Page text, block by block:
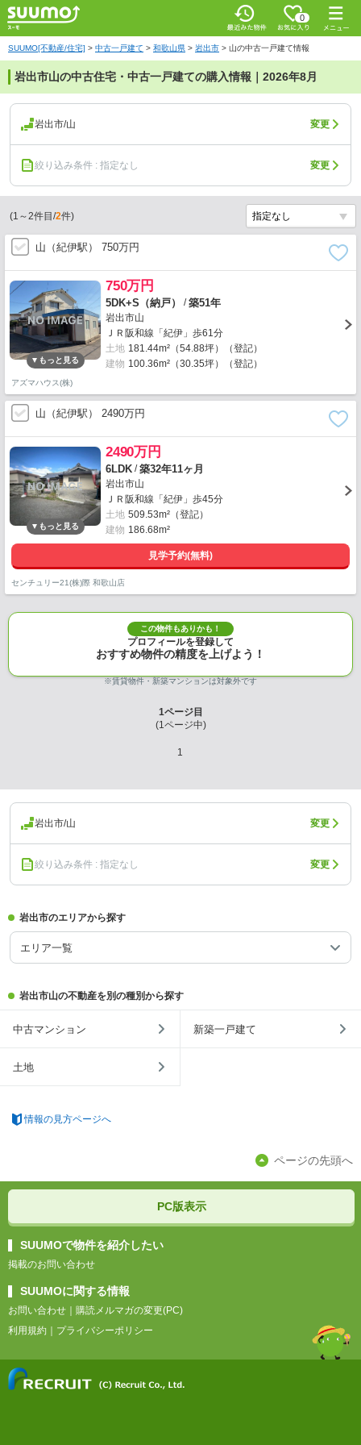
0
SUUMO[不動産/住宅] > 中古一戸建て > 和歌山県 > 岩出市 > 山の中古一戸建て情報
岩出市山の中古住宅・中古一戸建ての購入情報｜2026年8月
岩出市/山 変更
絞り込み条件 : 指定なし 変更
(1 ～2件目/2件)
山（紀伊駅） 750万円
750万円
5DK+S（納戸） /築51年
岩出市山
ＪＲ阪和線「紀伊」歩61分
土地 181.44m²（54.88坪）（登記）
建物 100.36m²（30.35坪）（登記）
アズマハウス(株)
山（紀伊駅） 2490万円
2490万円
6LDK /築32年11ヶ月
岩出市山
ＪＲ阪和線「紀伊」歩45分
土地 509.53m²（登記）
建物 186.68m²
見学予約(無料)
センチュリー21(株)際 和歌山店
この物件もありかも！
プロフィールを登録して
おすすめ物件の精度を上げよう！
※賃貸物件・新築マンションは対象外です
1ページ目
(1ページ中)
1
岩出市/山 変更
絞り込み条件 : 指定なし 変更
岩出市のエリアから探す
エリア一覧
岩出市山の不動産を別の種別から探す
中古マンション 新築一戸建て
土地
情報の見方ページへ
ページの先頭へ
PC版表示
SUUMOで物件を紹介したい
掲載のお問い合わせ
SUUMOに関する情報
お問い合わせ
購読メルマガの変更(PC)
利用規約
プライバシーポリシー